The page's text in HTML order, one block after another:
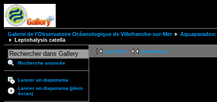
Galerie de l'Observatoire Océanologique de Villefranche-sur-Mer
Leptohalysis catella
Recherche avancée
Lancer un diaporama
Lancer un diaporama (plein
écran)
première précédente